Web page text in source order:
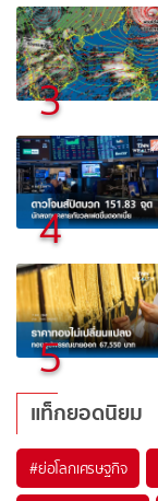
3
4
5
แท็กยอดนิยม
#ย่อโลกเศรษฐกิจ